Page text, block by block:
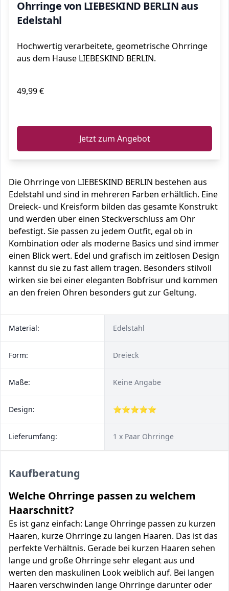
Ohrringe von LIEBESKIND BERLIN aus
Edelstahl
Hochwertig verarbeitete, geometrische Ohrringe
aus dem Hause LIEBESKIND BERLIN.
49,99 €
Jetzt zum Angebot
Die Ohrringe von LIEBESKIND BERLIN bestehen aus
Edelstahl und sind in mehreren Farben erhältlich. Eine
Dreieck- und Kreisform bilden das gesamte Konstrukt
und werden über einen Steckverschluss am Ohr
befestigt. Sie passen zu jedem Outfit, egal ob in
Kombination oder als moderne Basics und sind immer
einen Blick wert. Edel und grafisch im zeitlosen Design
kannst du sie zu fast allem tragen. Besonders stilvoll
wirken sie bei einer eleganten Bobfrisur und kommen
an den freien Ohren besonders gut zur Geltung.
Material: Edelstahl
Form: Dreieck
Maße: Keine Angabe
Design: ⭐⭐⭐⭐⭐
Lieferumfang: 1 x Paar Ohrringe
Kaufberatung
Welche Ohrringe passen zu welchem
Haarschnitt?
Es ist ganz einfach: Lange Ohrringe passen zu kurzen
Haaren, kurze Ohrringe zu langen Haaren. Das ist das
perfekte Verhältnis. Gerade bei kurzen Haaren sehen
lange und große Ohrringe sehr elegant aus und
werten den maskulinen Look weiblich auf. Bei langen
Haaren verschwinden lange Ohrringe darunter oder